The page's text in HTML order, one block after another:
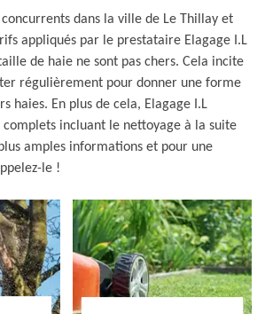
dans la ville de Le Thillay et
appliqués par le prestataire Elagage I.L
de haie ne sont pas chers. Cela incite
régulièrement pour donner une forme
haies. En plus de cela, Elagage I.L
complets incluant le nettoyage à la suite
amples informations et pour une
le !